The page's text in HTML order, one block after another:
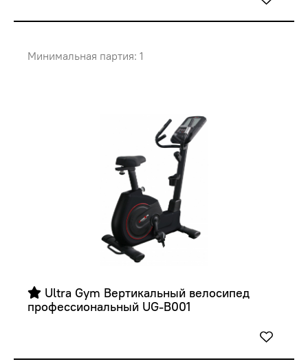
Минимальная партия: 1
Ultra Gym Вертикальный велосипед
профессиональный UG-B001